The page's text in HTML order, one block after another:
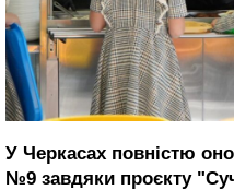
У Черкасах повністю
№9 завдяки проєкту